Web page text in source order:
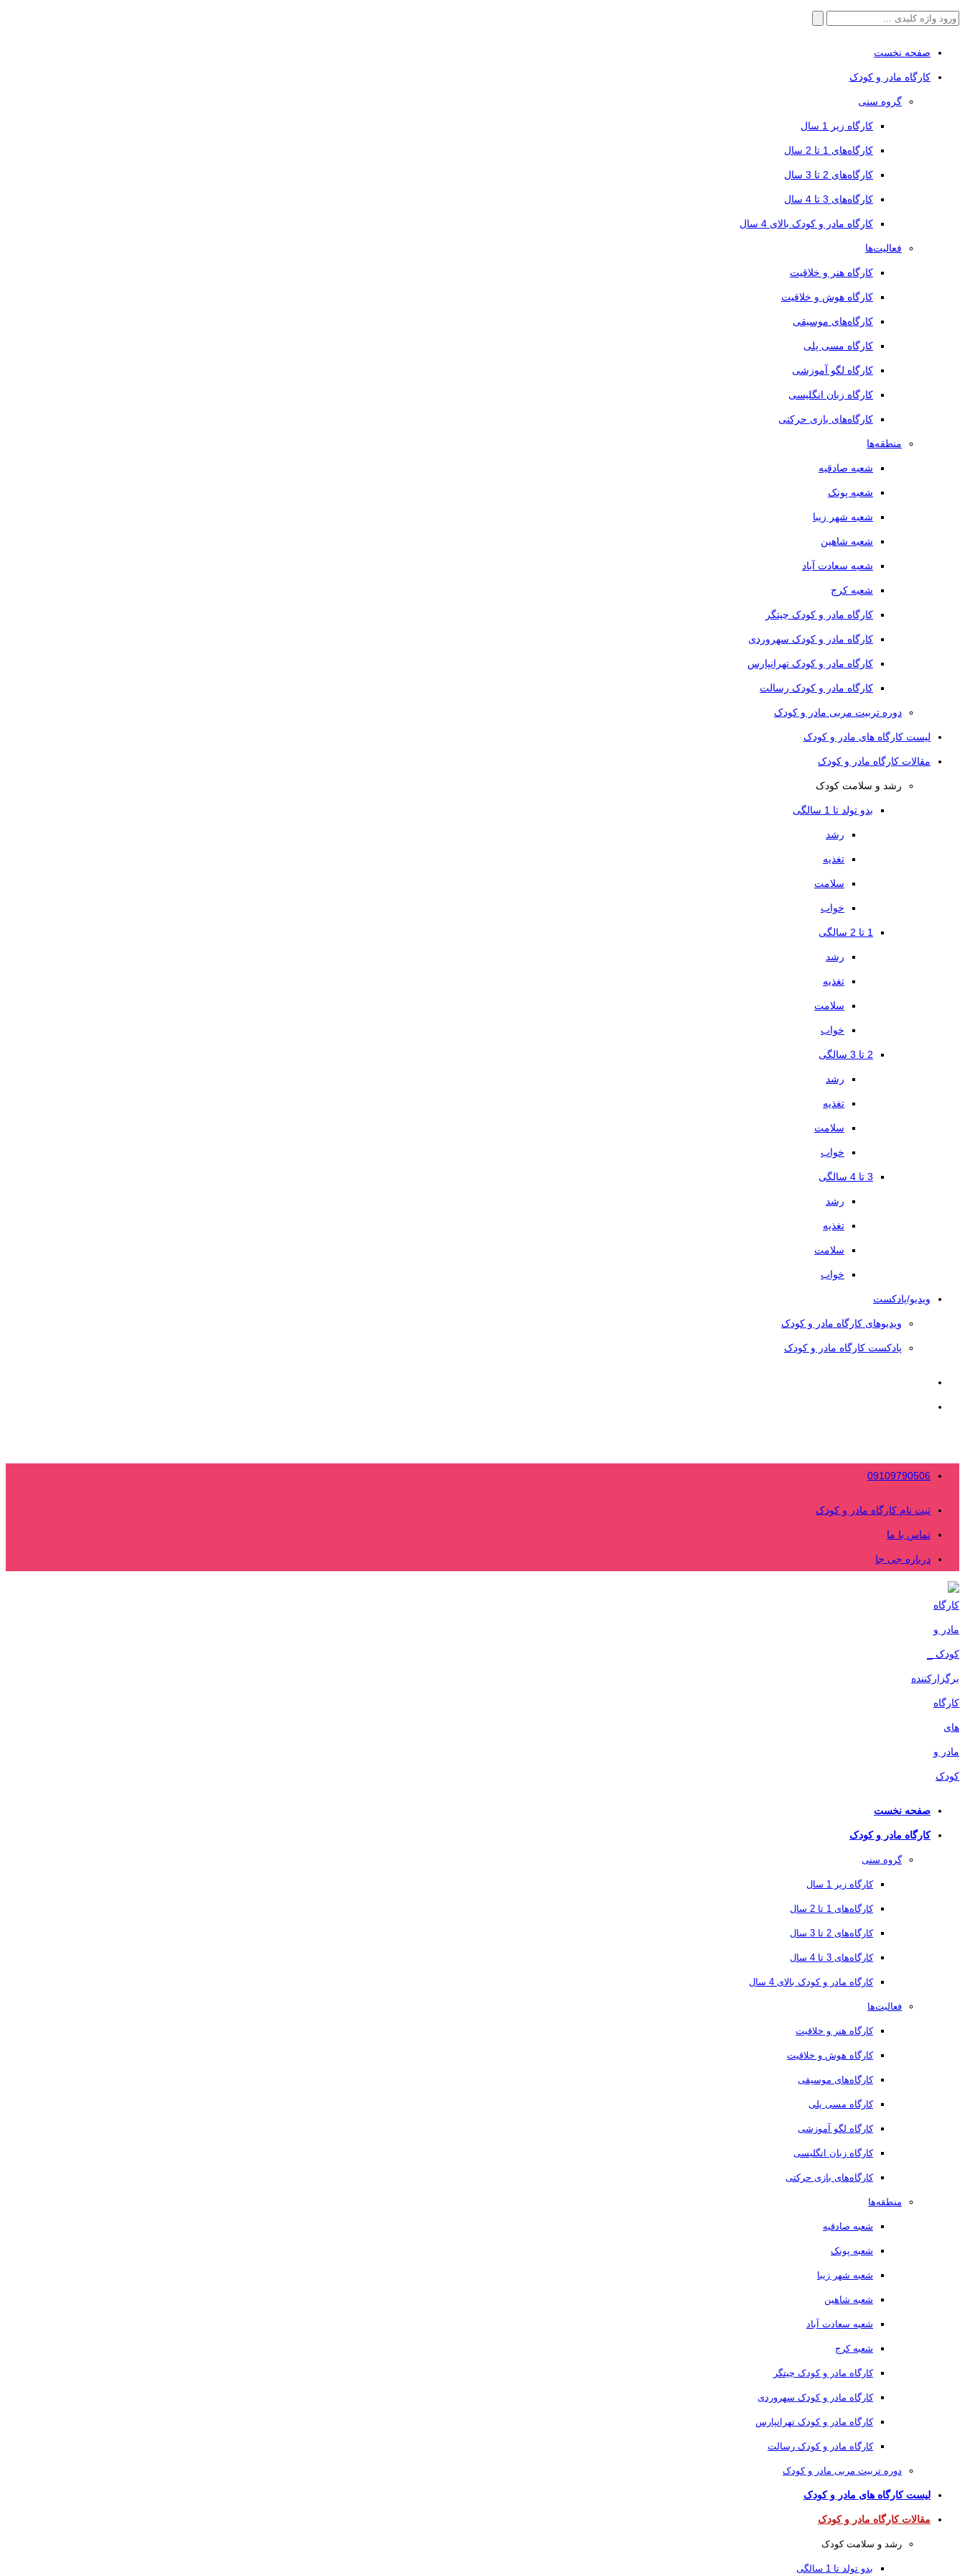
جستجو
صفحه نخست
کارگاه مادر و کودک
گروه سنی
کارگاه زیر 1 سال
کارگاه‌های 1 تا 2 سال
کارگاه‌های 2 تا 3 سال
کارگاه‌های 3 تا 4 سال
کارگاه مادر و کودک بالای 4 سال
فعالیت‌ها
کارگاه هنر و خلاقیت
کارگاه هوش و خلاقیت
کارگاه‌های موسیقی
کارگاه مسی پلی
کارگاه لگو آموزشی
کارگاه زبان انگلیسی
کارگاه‌های بازی حرکتی
منطقه‌ها
شعبه صادقیه
شعبه پونک
شعبه شهر زیبا
شعبه شاهین
شعبه سعادت آباد
شعبه کرج
کارگاه مادر و کودک چیتگر
کارگاه مادر و کودک سهروردی
کارگاه مادر و کودک تهرانپارس
کارگاه مادر و کودک رسالت
دوره تربیت مربی مادر و کودک
لیست کارگاه های مادر و کودک
مقالات کارگاه مادر و کودک
رشد و سلامت کودک
بدو تولد تا 1 سالگی
رشد
تغذیه
سلامت
خواب
1 تا 2 سالگی
رشد
تغذیه
سلامت
خواب
2 تا 3 سالگی
رشد
تغذیه
سلامت
خواب
3 تا 4 سالگی
رشد
تغذیه
سلامت
خواب
ویدیو/پادکست
ویدیوهای کارگاه مادر و کودک
پادکست کارگاه مادر و کودک
09109790506
ثبت نام کارگاه مادر و کودک
تماس با ما
درباره جی جا
صفحه نخست
کارگاه مادر و کودک
گروه سنی
کارگاه زیر 1 سال
کارگاه‌های 1 تا 2 سال
کارگاه‌های 2 تا 3 سال
کارگاه‌های 3 تا 4 سال
کارگاه مادر و کودک بالای 4 سال
فعالیت‌ها
کارگاه هنر و خلاقیت
کارگاه هوش و خلاقیت
کارگاه‌های موسیقی
کارگاه مسی پلی
کارگاه لگو آموزشی
کارگاه زبان انگلیسی
کارگاه‌های بازی حرکتی
منطقه‌ها
شعبه صادقیه
شعبه پونک
شعبه شهر زیبا
شعبه شاهین
شعبه سعادت آباد
شعبه کرج
کارگاه مادر و کودک چیتگر
کارگاه مادر و کودک سهروردی
کارگاه مادر و کودک تهرانپارس
کارگاه مادر و کودک رسالت
دوره تربیت مربی مادر و کودک
لیست کارگاه های مادر و کودک
مقالات کارگاه مادر و کودک
رشد و سلامت کودک
بدو تولد تا 1 سالگی